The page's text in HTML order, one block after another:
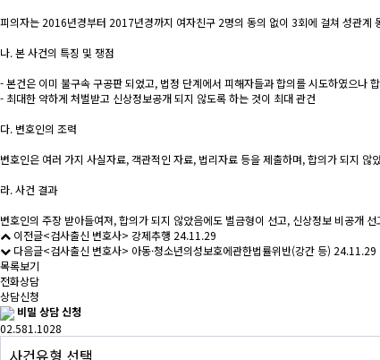
피의자는 2016년경부터 2017년경까지 여자친구 2명의 동의 없이 3회에 걸쳐 성관계
나. 본 사건의 특징 및 쟁점
- 본건은 이미 불구속 구공판 되었고, 법정 단계에서 피해자들과 합의를 시도하였으나
- 최대한 약하게 처벌받고 신상정보공개 되지 않도록 하는 것이 최대 관건
다. 변호인의 조력
변호인은 여러 가지 사실자료, 객관적인 자료, 법리자료 등을 제출하며, 합의가 되지
라. 사건 결과
변호인의 주장 받아들여져, 합의가 되지 않았음에도 벌금형이 선고, 신상정보 비공개 선
이전글<검사출신 변호사> 강제추행 24.11.29
다음글<검사출신 변호사> 아동·청소년의성보호에관한법률위반(강간 등) 24.11.29
목록보기
전화상담
상담신청
비밀 상담 신청
02.581.1028